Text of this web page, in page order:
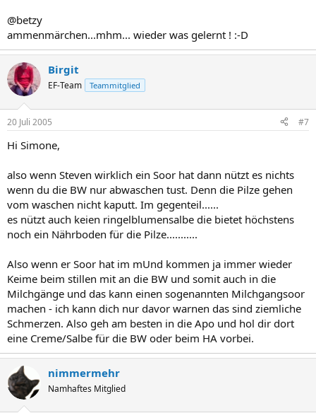
@betzy
ammenmärchen...mhm... wieder was gelernt ! :-D
Birgit
EF-Team Teammitglied
20 Juli 2005 #7
Hi Simone,
also wenn Steven wirklich ein Soor hat dann nützt es nichts
wenn du die BW nur abwaschen tust. Denn die Pilze gehen
vom waschen nicht kaputt. Im gegenteil......
es nützt auch keien ringelblumensalbe die bietet höchstens
noch ein Nährboden für die Pilze...........
Also wenn er Soor hat im mUnd kommen ja immer wieder
Keime beim stillen mit an die BW und somit auch in die
Milchgänge und das kann einen sogenannten Milchgangsoor
machen - ich kann dich nur davor warnen das sind ziemliche
Schmerzen. Also geh am besten in die Apo und hol dir dort
eine Creme/Salbe für die BW oder beim HA vorbei.
nimmermehr
Namhaftes Mitglied